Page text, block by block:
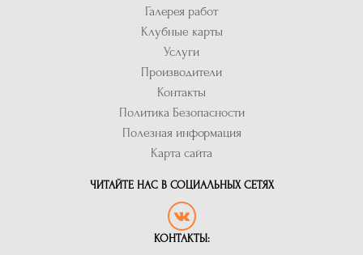
Галерея работ
Клубные карты
Услуги
Производители
Контакты
Политика Безопасности
Полезная информация
Карта сайта
ЧИТАЙТЕ НАС В СОЦИАЛЬНЫХ СЕТЯХ
КОНТАКТЫ: